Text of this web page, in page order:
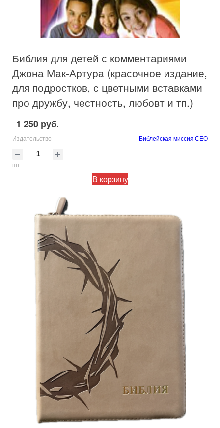
Библия для детей с комментариями
Джона Мак-Артура (красочное издание,
для подростков, с цветными вставками
про дружбу, честность, любовт и тп.)
1 250 руб.
Издательство Библейская миссия СЕО
шт
В корзину